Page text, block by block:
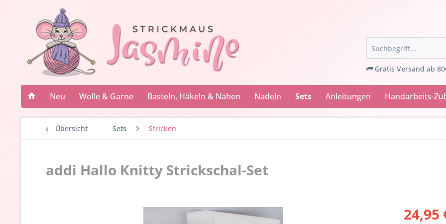
Gratis Versand ab
Neu Wolle & Garne Basteln, Häkeln & Nähen Nadeln Sets Anleitungen Handarbeits-
Übersicht Sets Stricken
addi Hallo Knitty Strickschal-Set
24,95